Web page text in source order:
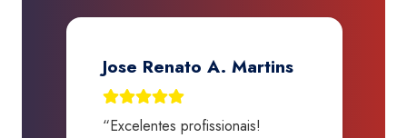
Jose Renato A. Martins
“Excelentes profissionais!